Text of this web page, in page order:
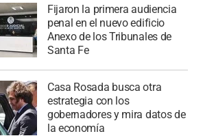
Fijaron la primera audiencia
penal en el nuevo edificio
Anexo de los Tribunales de
Santa Fe
Casa Rosada busca otra
estrategia con los
gobernadores y mira datos de
la economía